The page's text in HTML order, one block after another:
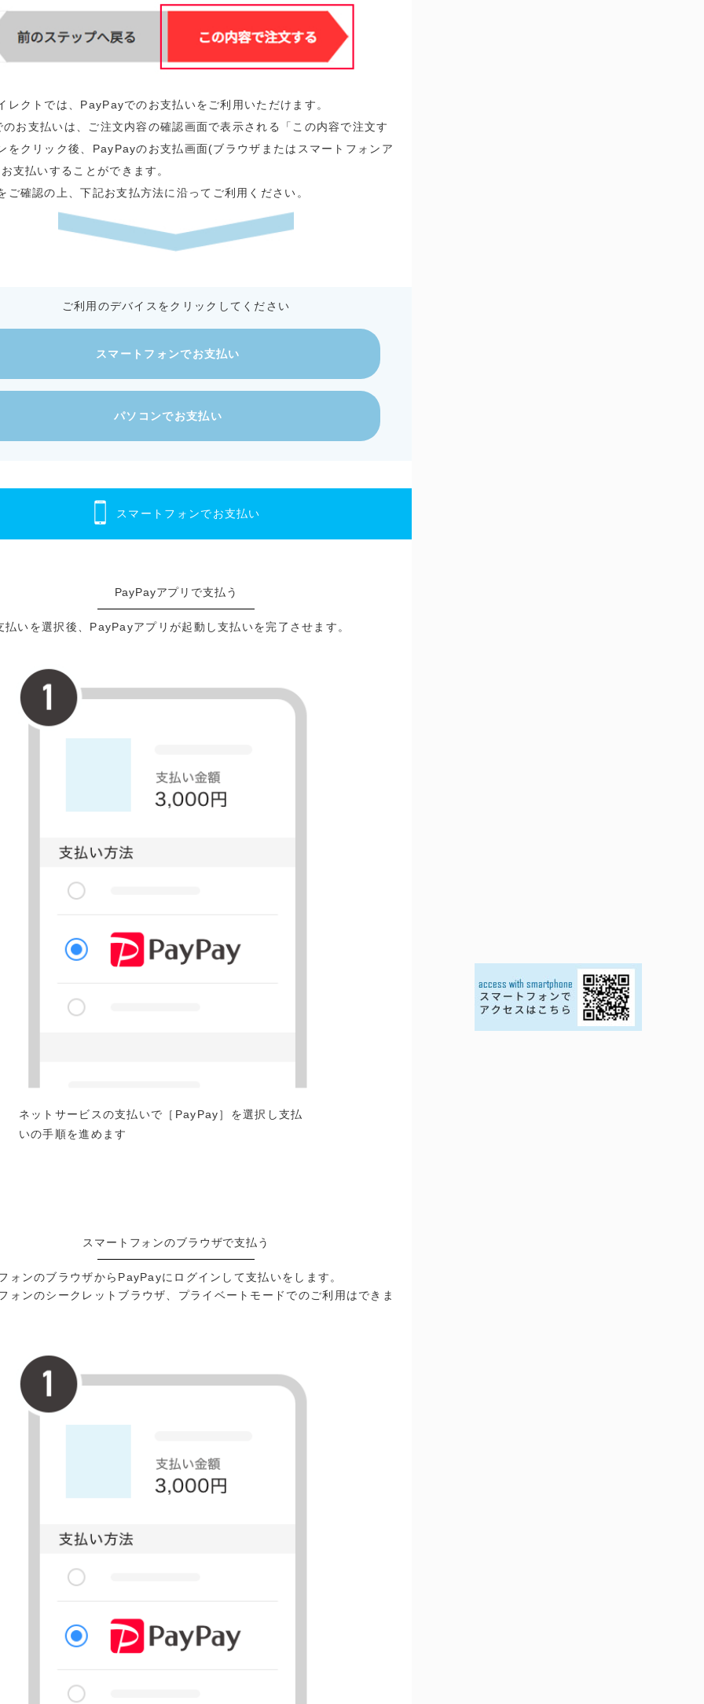
レクトでは、PayPayでのお支払いをご利用いただけます。
お支払いは、ご注文内容の確認画面で表示される「この内容で注文す
をクリック後、PayPayのお支払画面(ブラウザまたはスマートフォンア
支払いすることができます。
ご確認の上、下記お支払方法に沿ってご利用ください。
ご利用のデバイスをクリックしてください
スマートフォンでお支払い
パソコンでお支払い
スマートフォンでお支払い
PayPayアプリで支払う
いを選択後、PayPayアプリが起動し支払いを完了させます。
ネットサービスの支払いで［PayPay］を選択し支払
いの手順を進めます
スマートフォンのブラウザで支払う
ォンのブラウザからPayPayにログインして支払いをします。
ォンのシークレットブラウザ、プライベートモードでのご利用はできま